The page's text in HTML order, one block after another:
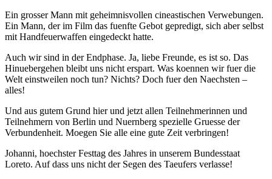
Ein grosser Mann mit geheimnisvollen cineastischen Verwebungen.
Ein Mann, der im Film das fuenfte Gebot gepredigt, sich aber selbst
mit Handfeuerwaffen eingedeckt hatte.
Auch wir sind in der Endphase. Ja, liebe Freunde, es ist so. Das
Hinuebergehen bleibt uns nicht erspart. Was koennen wir fuer die
Welt einstweilen noch tun? Nichts? Doch fuer den Naechsten –
alles!
Und aus gutem Grund hier und jetzt allen Teilnehmerinnen und
Teilnehmern von Berlin und Nuernberg spezielle Gruesse der
Verbundenheit. Moegen Sie alle eine gute Zeit verbringen!
Johanni, hoechster Festtag des Jahres in unserem Bundesstaat
Loreto. Auf dass uns nicht der Segen des Taeufers verlasse!